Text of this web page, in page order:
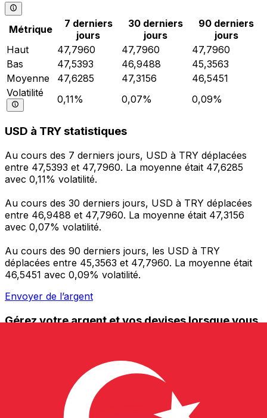
Métrique
7 derniers
jours
30 derniers
jours
90 derniers
jours
Haut
47,7960 47,7960
47,7960
Bas
47,5393 46,9488
45,3563
Moyenne
47,6285 47,3156
46,5451
Volatilité
0,11% 0,07% 0,09%
USD à TRY statistiques
Au cours des 7 derniers jours, USD à TRY déplacées
entre 47,5393 et 47,7960. La moyenne était 47,6285
avec 0,11% volatilité.
Au cours des 30 derniers jours, USD à TRY déplacées
entre 46,9488 et 47,7960. La moyenne était 47,3156
avec 0,07% volatilité.
Au cours des 90 derniers jours, les USD à TRY
déplacées entre 45,3563 et 47,7960. La moyenne était
46,5451 avec 0,09% volatilité.
Envoyer de l’argent
Gérez votre argent et vos devises lorsque vous
L'application Xe réunit toutes les fonctionnalités
nécessaires pour vos transferts d'argent internationaux
et la gestion de vos devises. Convertissez des devises,
programmez des alertes de taux et transférez de
l'argent à l'étranger sans frais cachés. Téléchargez